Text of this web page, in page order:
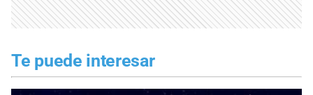
Te puede interesar